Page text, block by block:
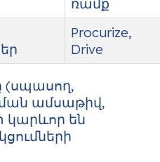
ռամք
Procurize,
Drive
(սպասող,
ամսաթիվ,
են